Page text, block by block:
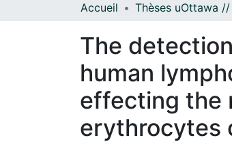
Accueil
The
human
effecting the
erythrocytes